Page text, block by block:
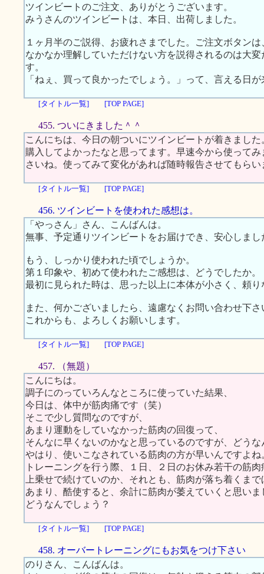
ツインビートのご注文、ありがとうございます。
みうさんのツインビートは、本日、出荷しました。
１ヶ月半のご説得、お疲れさまでした。ご注文ボタン
なかなか理解していただけない方を説得されるのは大
す。
「ねぇ、買って良かったでしょう。」って、言える日
[タイトル一覧] [TOP PAGE]
455. ついにきました＾＾
こんにちは、今日の朝ついにツインビートが着きまし
購入してよかったなと思ってます。早速今から使って
さいね。使ってみて変化があれば随時報告させてもら
[タイトル一覧] [TOP PAGE]
456. ツインビートを使われた感想は。
「やっさん」さん、こんばんは。
無事、予定通りツインビートをお届けでき、安心しまし
もう、しっかり使われた頃でしょうか。
第１印象や、初めて使われたご感想は、どうでしたか。
最初に見られた時は、思った以上に本体が小さく、頼
また、何かございましたら、遠慮なくお問い合わせ下さ
これからも、よろしくお願いします。
[タイトル一覧] [TOP PAGE]
457. （無題）
こんにちは。
調子にのっていろんなところに使っていた結果、
今日は、体中が筋肉痛です（笑）
そこで少し質問なのですが、
あまり運動をしていなかった筋肉の回復って、
そんなに早くないのかなと思っているのですが、どうな
やはり、使いこなされている筋肉の方が早いんですよね
トレーニングを行う際、１日、２日のお休み若干の筋
上乗せで続けていのか、それとも、筋肉が落ち着くま
あまり、酷使すると、余計に筋肉が萎えていくと思いま
どうなんでしょう？
[タイトル一覧] [TOP PAGE]
458. オーバートレーニングにもお気をつけ下さい
のりさん、こんばんは。